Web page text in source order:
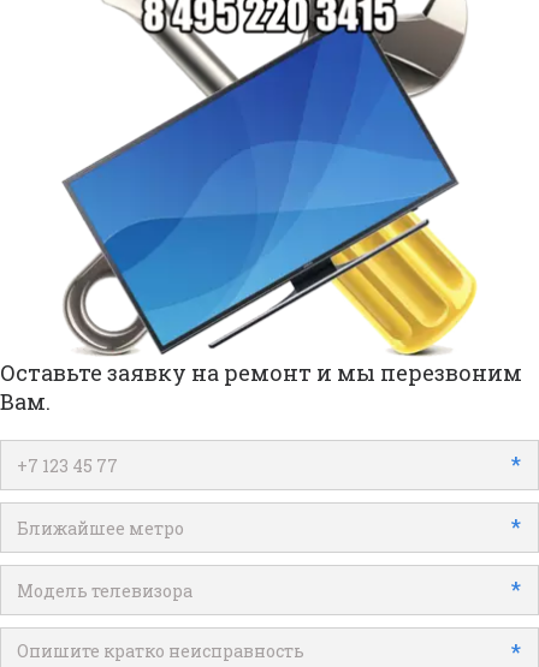
Оставьте заявку на ремонт и мы перезвоним
Вам.
*
*
*
*